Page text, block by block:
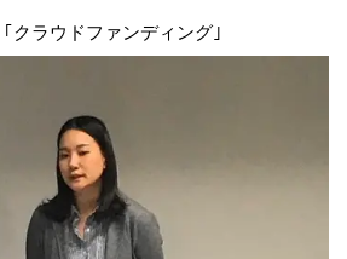
ラウドファンディング｣